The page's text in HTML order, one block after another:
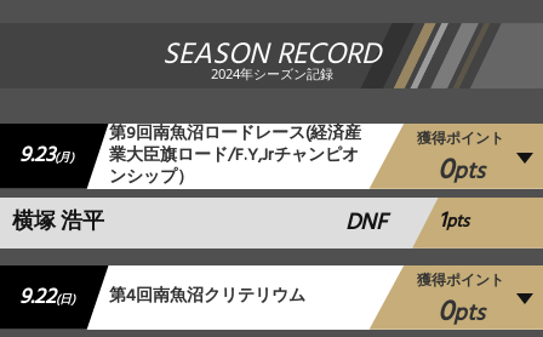
SEASON RECORD
2024年シーズン記録
9.23(月)
第9回南魚沼ロードレース(経済産
業大臣旗ロード/F.Y,Jrチャンピオ
ンシップ）
獲得ポイント
0pts
横塚 浩平 DNF 1pts
9.22(日) 第4回南魚沼クリテリウム
獲得ポイント
0pts